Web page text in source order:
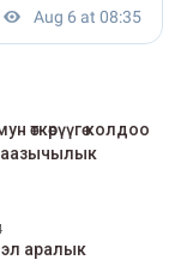
өткөрүүгө колдоо
ыраазычылык
эл аралык